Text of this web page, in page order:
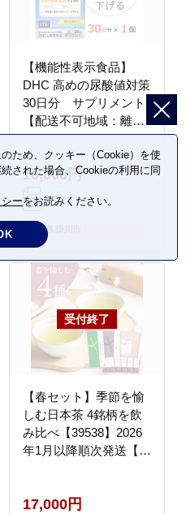
【機能性表示食品】
DHC 高めの尿酸値対策
30日分 サプリメント
【配送不可地域：離
島・沖縄県】
10,000円
静岡県 掛川市
【春セット】季節を愉
しむ日本茶 4銘柄を飲
み比べ【39538】2026
年1月以降順次発送【配
17,000円
ため、クッキー（Cookie）を使
された場合、Cookieの利用に同
ーをお読みください。